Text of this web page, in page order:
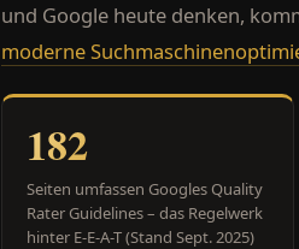
und Google heute denken,
moderne
182
Seiten umfassen Googles Quality
Rater Guidelines – das Regelwerk
hinter E-E-A-T (Stand Sept. 2025)